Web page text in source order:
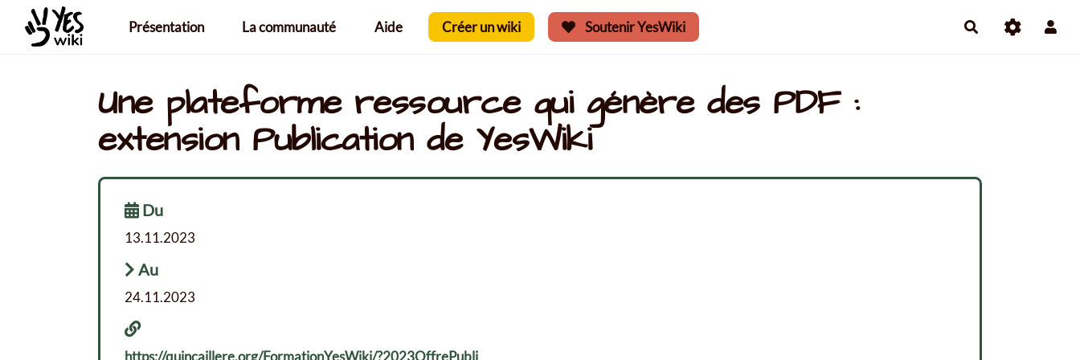
Aller au contenu principalPrésentation La communauté Aide Créer un wiki Soutenir YesWiki
Une plateforme ressource qui génère des PDF :
extension Publication de YesWiki
Du
13.11.2023
Au
24.11.2023
https://quincaillere.org/FormationYesWiki/?2023OffrePubli